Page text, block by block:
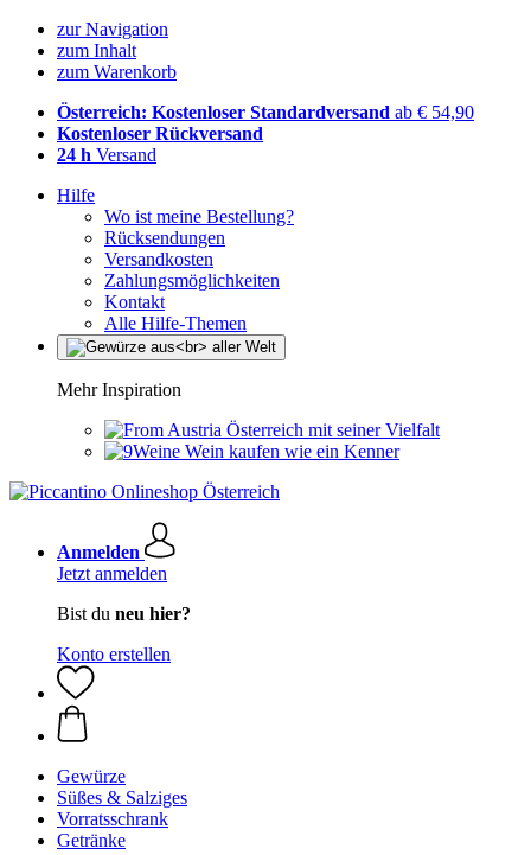
zur Navigation
zum Inhalt
zum Warenkorb
Österreich: Kostenloser Standardversand ab € 54,90
Kostenloser Rückversand
24 h Versand
Hilfe
Wo ist meine Bestellung?
Rücksendungen
Versandkosten
Zahlungsmöglichkeiten
Kontakt
Alle Hilfe-Themen
Mehr Inspiration
Österreich mit seiner Vielfalt
Wein kaufen wie ein Kenner
Anmelden
Jetzt anmelden
Bist du neu hier?
Konto erstellen
Gewürze
Süßes & Salziges
Vorratsschrank
Getränke